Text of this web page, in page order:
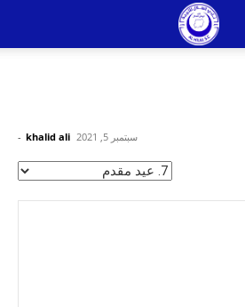
khalid ali
- سبتمبر 5, 2021